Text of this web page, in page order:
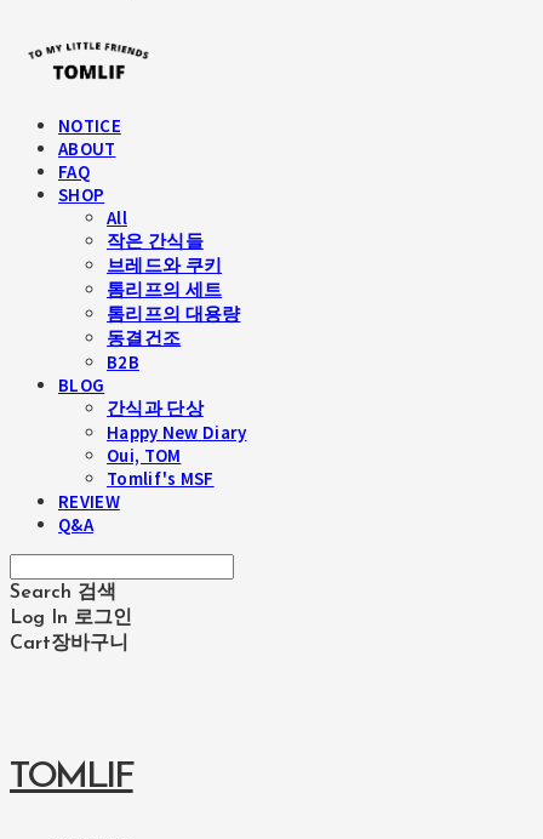
NOTICE
ABOUT
FAQ
SHOP
All
작은 간식들
브레드와 쿠키
톰리프의 세트
톰리프의 대용량
동결건조
B2B
BLOG
간식과 단상
Happy New Diary
Oui, TOM
Tomlif's MSF
REVIEW
Q&A
Search 검색
Log In 로그인
Cart장바구니
TOMLIF